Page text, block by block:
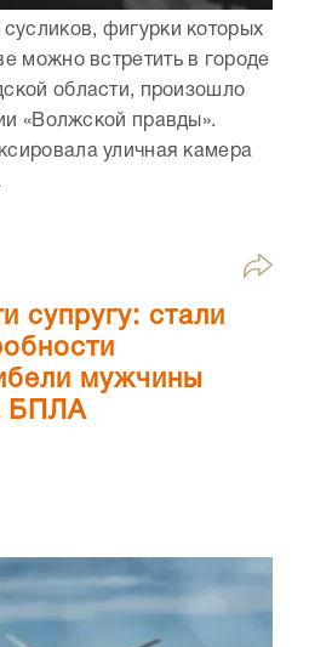
фигурки которых
можно встретить в городе
области, произошло
«Волжской правды».
уличная камера
супругу: стали
мужчины
БПЛА